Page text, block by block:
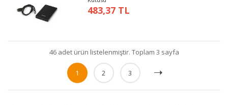
483,37 TL
46 adet ürün listelenmiştir. Toplam 3 sayfa
1 2 3